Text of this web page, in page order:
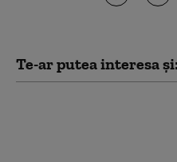
Te-ar putea interesa și: